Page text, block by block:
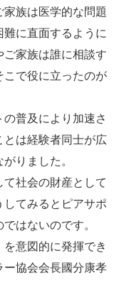
族は医学的な問題
に直面するように
家族は誰に相談す
で役に立ったのが
普及により加速さ
は経験者同士が広
りました。
社会の財産として
てみるとピアサポ
はないのです。
を意図的に発揮でき
協会会長國分康孝